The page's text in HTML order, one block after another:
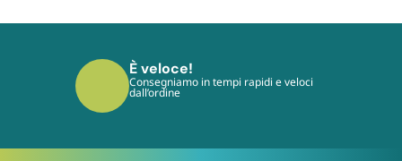
È veloce!
Consegniamo in tempi rapidi e veloci
dall’ordine